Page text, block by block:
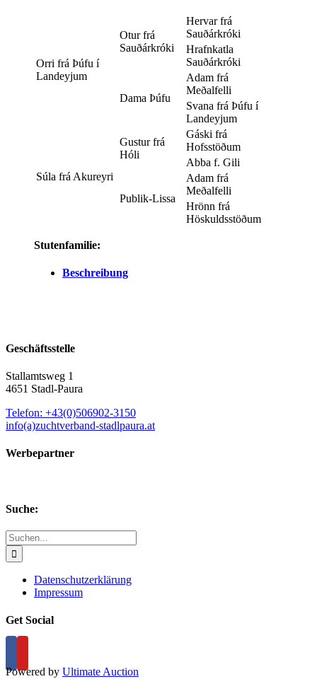
Orri frá Þúfu í
Landeyjum
Otur frá
Sauðárkróki
Hervar frá
Sauðárkróki
Hrafnkatla
Sauðárkróki
Dama Þúfu
Adam frá
Meðalfelli
Svana frá Þúfu í
Landeyjum
Súla frá Akureyri
Gustur frá
Hóli
Gáski frá
Hofsstöðum
Abba f. Gili
Publik-Lissa
Adam frá
Meðalfelli
Hrönn frá
Höskuldsstöðum
Stutenfamilie:
Beschreibung
Geschäftsstelle
Stallamtsweg 1
4651 Stadl-Paura
Telefon: +43(0)506902-3150
info(a)zuchtverband-stadlpaura.at
Werbepartner
Suche:
Suche
nach:
Datenschutzerklärung
Impressum
Get Social
Powered by Ultimate Auction